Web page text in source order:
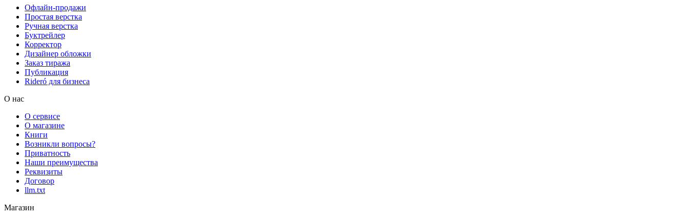
Офлайн-продажи
Простая верстка
Ручная верстка
Буктрейлер
Корректор
Дизайнер обложки
Заказ тиража
Публикация
Rideró для бизнеса
О нас
О сервисе
О магазине
Книги
Возникли вопросы?
Приватность
Наши преимущества
Реквизиты
Договор
llm.txt
Магазин